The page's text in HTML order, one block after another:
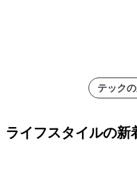
テック
ライフスタイルの新